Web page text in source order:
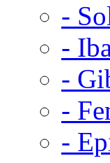
-
-
-
-
-